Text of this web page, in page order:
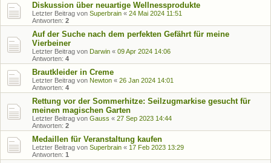
Diskussion über neuartige Wellnessprodukte
Letzter Beitrag von Superbrain « 24 Mai 2024 11:51
Antworten: 2
Auf der Suche nach dem perfekten Gefährt für meine
Vierbeiner
Letzter Beitrag von Darwin « 09 Apr 2024 14:06
Antworten: 4
Brautkleider in Creme
Letzter Beitrag von Newton « 26 Jan 2024 14:01
Antworten: 4
Rettung vor der Sommerhitze: Seilzugmarkise gesucht für
meinen magischen Garten
Letzter Beitrag von Gauss « 27 Sep 2023 14:44
Antworten: 2
Medaillen für Veranstaltung kaufen
Letzter Beitrag von Superbrain « 17 Feb 2023 13:29
Antworten: 1